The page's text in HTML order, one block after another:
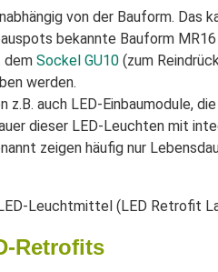
von der Bauform. Das
bekannte Bauform MR16
dem Sockel GU10 (zum
werden.
auch LED-Einbaumodule,
dieser LED-Leuchten mit
zeigen häufig nur
Leuchtmittel (LED Retrofit
Retrofits